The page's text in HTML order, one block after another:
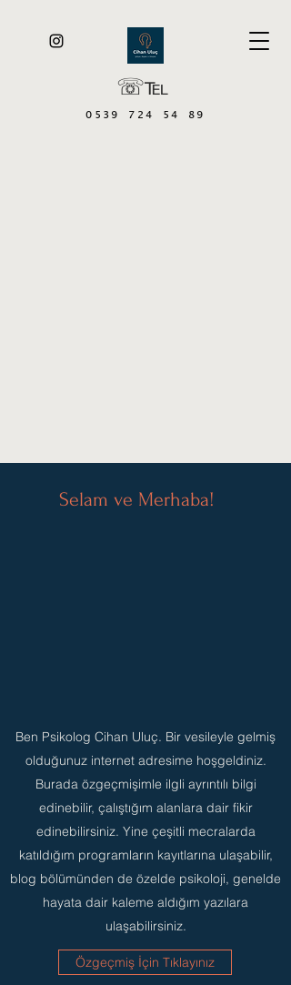
0539 724 54 89
☏℡
Selam ve Merhaba!
Ben Psikolog Cihan Uluç. Bir vesileyle gelmiş
olduğunuz internet adresime hoşgeldiniz.
Burada özgeçmişimle ilgli ayrıntılı bilgi
edinebilir, çalıştığım alanlara dair fikir
edinebilirsiniz. Yine çeşitli mecralarda
katıldığım programların kayıtlarına ulaşabilir,
blog bölümünden de özelde psikoloji, genelde
hayata dair kaleme aldığım yazılara
ulaşabilirsiniz.
Özgeçmiş İçin Tıklayınız